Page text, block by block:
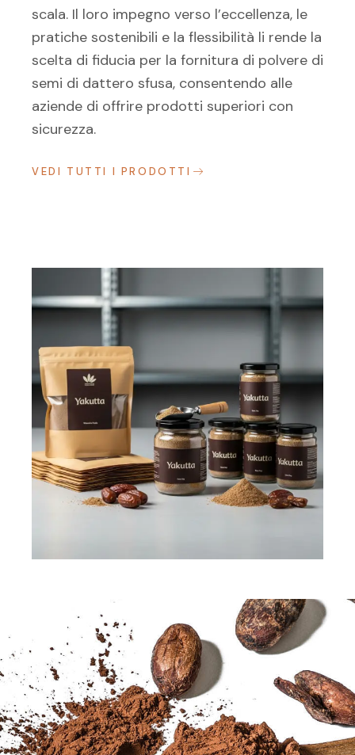
scala. Il loro impegno verso l’eccellenza, le
pratiche sostenibili e la flessibilità li rende la
scelta di fiducia per la fornitura di polvere di
semi di dattero sfusa, consentendo alle
aziende di offrire prodotti superiori con
sicurezza.
VEDI TUTTI I PRODOTTI